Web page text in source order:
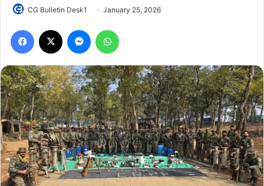
CG Bulletin Desk1 January 25, 2026
Facebook Messenger